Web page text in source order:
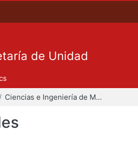
Secretaría de Unidad
Ciencias e Ingeniería de Materiales